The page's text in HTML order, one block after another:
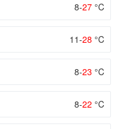
8-27 °C
11-28 °C
8-23 °C
8-22 °C